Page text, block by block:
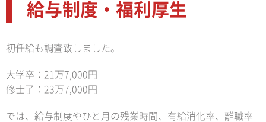
給与制度・福利厚生
初任給も調査致しました。
大学卒：21万7,000円
修士了：23万7,000円
では、給与制度やひと月の残業時間、有給消化率、離職率